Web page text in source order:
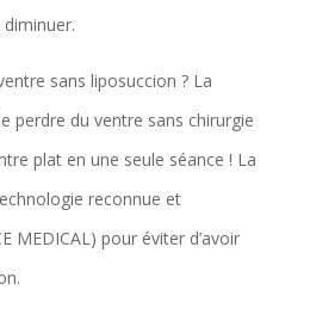
sans liposuccion ? La
perdre du ventre sans chirurgie
plat en une seule séance ! La
reconnue et
MEDICAL) pour éviter d’avoir